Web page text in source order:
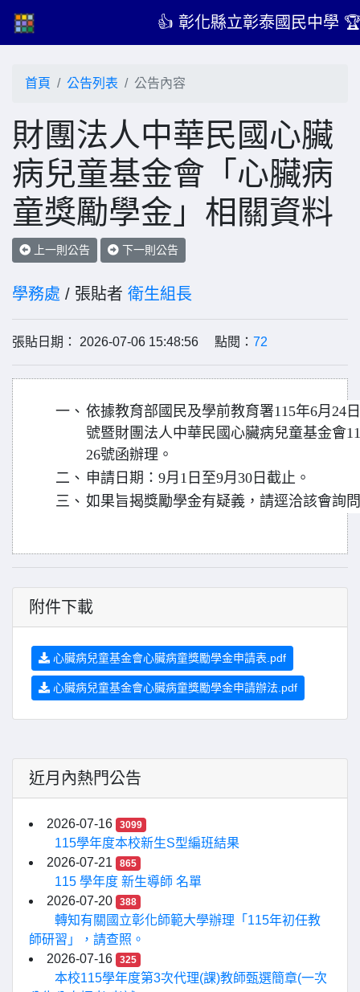
👍 彰化縣立彰泰國民中學
首頁 公告列表 公告內容
財團法人中華民國心臟
病兒童基金會「心臟病
童獎勵學金」相關資料
上一則公告 下一則公告
學務處 / 張貼者 衛生組長
張貼日期： 2026-07-06 15:48:56 點閱： 72
一、 依據教育部國民及學前教育署115年6月24
號暨財團法人中華民國心臟病兒童基金會
26號函辦理。
二、 申請日期：9月1日至9月30日截止。
三、 如果旨揭獎勵學金有疑義，請逕洽該會詢
附件下載
心臟病兒童基金會心臟病童獎勵學金申請表.pdf
心臟病兒童基金會心臟病童獎勵學金申請辦法.pdf
近月內熱門公告
2026-07-16 3099
115學年度本校新生S型編班結果
2026-07-21
865
115 學年度 新生導師 名單
2026-07-20
388
轉知有關國立彰化師範大學辦理「115年初任教
師研習」，請查照。
2026-07-16
325
本校115學年度第3次代理(課)教師甄選簡章(一次